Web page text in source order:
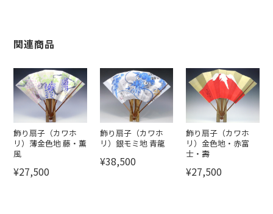
関連商品
飾り扇子（カワホ
リ）薄金色地 藤・薫
風
¥27,500
飾り扇子（カワホ
リ）銀モミ地 青龍
¥38,500
飾り扇子（カワホ
リ）金色地・赤富
士・壽
¥27,500